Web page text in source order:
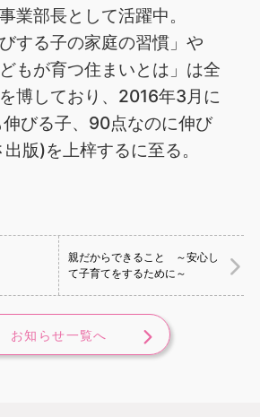
業部長として活躍中。
する子の家庭の習慣」や
もが育つ住まいとは」は全
博しており、2016年3月に
びる子、90点なのに伸び
版)を上梓するに至る。
親だからできること ～安心し
て子育てをするために～
お知らせ一覧へ